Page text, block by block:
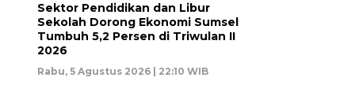
Sektor Pendidikan dan Libur
Sekolah Dorong Ekonomi Sumsel
Tumbuh 5,2 Persen di Triwulan II
2026
Rabu, 5 Agustus 2026 | 22:10 WIB